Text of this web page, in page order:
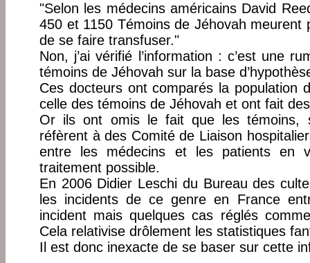
"Selon les médecins américains David
450 et 1150 Témoins de Jéhovah
de se faire transfuser."
Non, j’ai vérifié l’information : c’est une
témoins de Jéhovah sur la base
Ces docteurs ont comparés la population
celle des témoins de Jéhovah et ont fait
Or ils ont omis le fait que les témoins,
réfèrent à des Comité de Liaison
entre les médecins et les patients en
traitement possible.
En 2006 Didier Leschi du Bureau des
les incidents de ce genre en France
incident mais quelques cas réglés
Cela relativise drôlement les statistiques
Il est donc inexacte de se baser sur cette